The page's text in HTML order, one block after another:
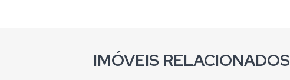
IMÓVEIS RELACIONADOS